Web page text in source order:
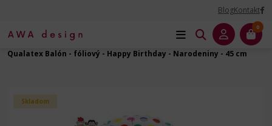
BlogKontakt
0
Balóny na Párty
Qualatex Balón - fóliový - Happy Birthday - Narodeniny - 45 cm
Skladom